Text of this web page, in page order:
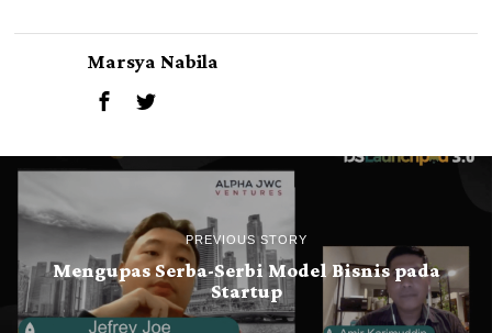
Marsya Nabila
PREVIOUS STORY
Mengupas Serba-Serbi Model Bisnis pada
Startup